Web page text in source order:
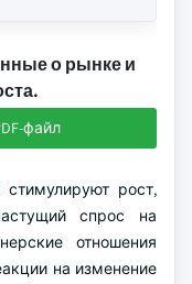
о рынке и
файл
рост,
спрос на
отношения
на изменение